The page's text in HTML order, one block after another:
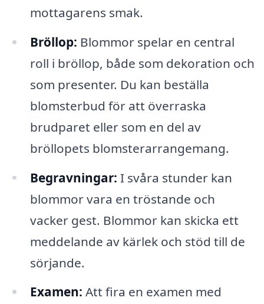
mottagarens smak.
Bröllop: Blommor spelar en central
roll i bröllop, både som dekoration och
som presenter. Du kan beställa
blomsterbud för att överraska
brudparet eller som en del av
bröllopets blomsterarrangemang.
Begravningar: I svåra stunder kan
blommor vara en tröstande och
vacker gest. Blommor kan skicka ett
meddelande av kärlek och stöd till de
sörjande.
Examen: Att fira en examen med